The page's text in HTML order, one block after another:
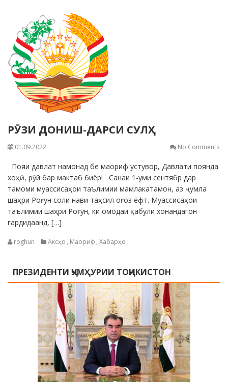
РӮЗИ ДОНИШ-ДАРСИ СУЛҲ
01.09.2022 No Comments
Пояи давлат намонад бе маориф устувор, Давлати поянда
хоҳӣ, рӯй бар мактаб биёр! Санаи 1-уми сентябр дар
тамоми муассисаҳои таълимии мамлакатамон, аз ҷумла
шаҳри Роғун соли нави таҳсил оғоз ёфт. Муассисаҳои
таълимии шаҳри Роғун, ки омодаи қабули хонандагон
гардидаанд, […]
roghun Аксҳо , Маориф , Хабарҳо
ПРЕЗИДЕНТИ ҶУМҲУРИИ ТОҶИКИСТОН